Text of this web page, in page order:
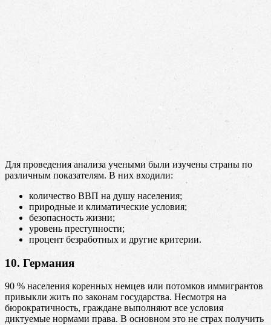
Для проведения анализа учеными были изучены страны по
различным показателям. В них входили:
количество ВВП на душу населения;
природные и климатические условия;
безопасность жизни;
уровень преступности;
процент безработных и другие критерии.
10. Германия
90 % населения коренных немцев или потомков иммигрантов
привыкли жить по законам государства. Несмотря на
бюрократичность, граждане выполняют все условия
диктуемые нормами права. В основном это не страх получить